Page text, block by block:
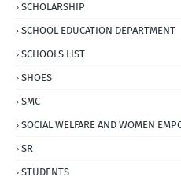
SCHOLARSHIP
SCHOOL EDUCATION DEPARTMENT
SCHOOLS LIST
SHOES
SMC
SOCIAL WELFARE AND WOMEN
SR
STUDENTS